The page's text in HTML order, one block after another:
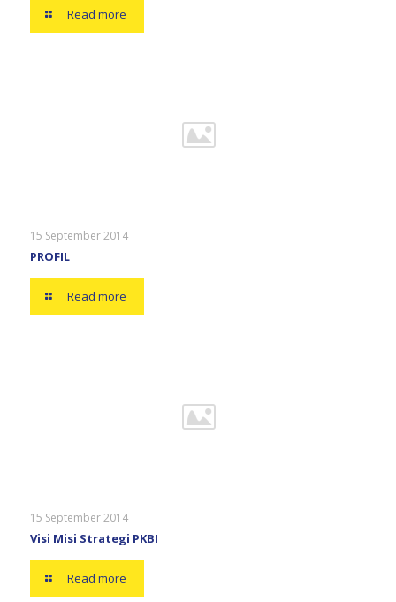
Read more
15 September 2014
PROFIL
Read more
15 September 2014
Visi Misi Strategi PKBI
Read more